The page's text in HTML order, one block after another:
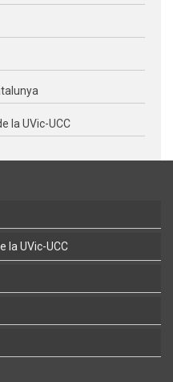
la UVic-UCC
la UVic-UCC